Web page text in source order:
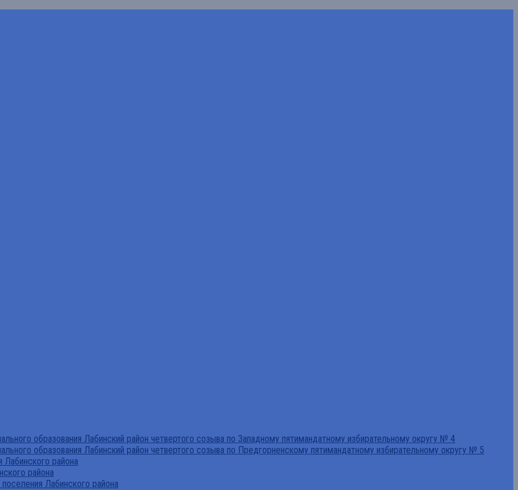
образования Лабинский район четвертого созыва по Западному пятимандатному избирательному округу № 4
образования Лабинский район четвертого созыва по Предгорненскому пятимандатному избирательному округу № 5
района
района
Лабинского района